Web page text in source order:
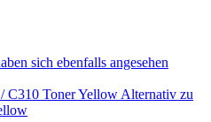
sich ebenfalls angesehen
Alternativ zu